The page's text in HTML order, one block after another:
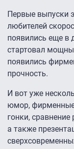
Первые выпуски
любителей
появились еще в
стартовал
появились
прочность.
И вот уже
юмор,
гонки,
а также